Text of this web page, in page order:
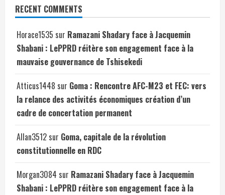
RECENT COMMENTS
Horace1535 sur Ramazani Shadary face à Jacquemin
Shabani : LePPRD réitère son engagement face à la
mauvaise gouvernance de Tshisekedi
Atticus1448 sur Goma : Rencontre AFC-M23 et FEC: vers
la relance des activités économiques création d’un
cadre de concertation permanent
Allan3512 sur Goma, capitale de la révolution
constitutionnelle en RDC
Morgan3084 sur Ramazani Shadary face à Jacquemin
Shabani : LePPRD réitère son engagement face à la